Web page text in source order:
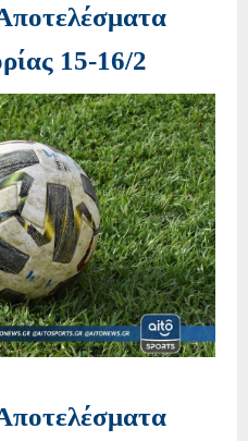
15-16/2